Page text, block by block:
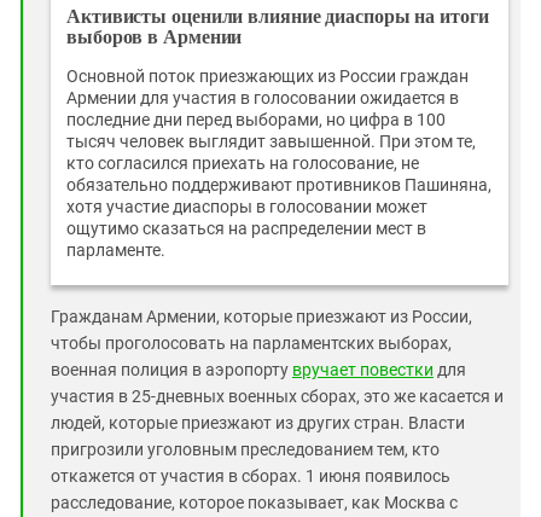
Активисты оценили влияние диаспоры на итоги
выборов в Армении
Основной поток приезжающих из России граждан
Армении для участия в голосовании ожидается в
последние дни перед выборами, но цифра в 100
тысяч человек выглядит завышенной. При этом те,
кто согласился приехать на голосование, не
обязательно поддерживают противников Пашиняна,
хотя участие диаспоры в голосовании может
ощутимо сказаться на распределении мест в
парламенте.
Гражданам Армении, которые приезжают из России,
чтобы проголосовать на парламентских выборах,
военная полиция в аэропорту вручает повестки для
участия в 25-дневных военных сборах, это же касается и
людей, которые приезжают из других стран. Власти
пригрозили уголовным преследованием тем, кто
откажется от участия в сборах. 1 июня появилось
расследование, которое показывает, как Москва с